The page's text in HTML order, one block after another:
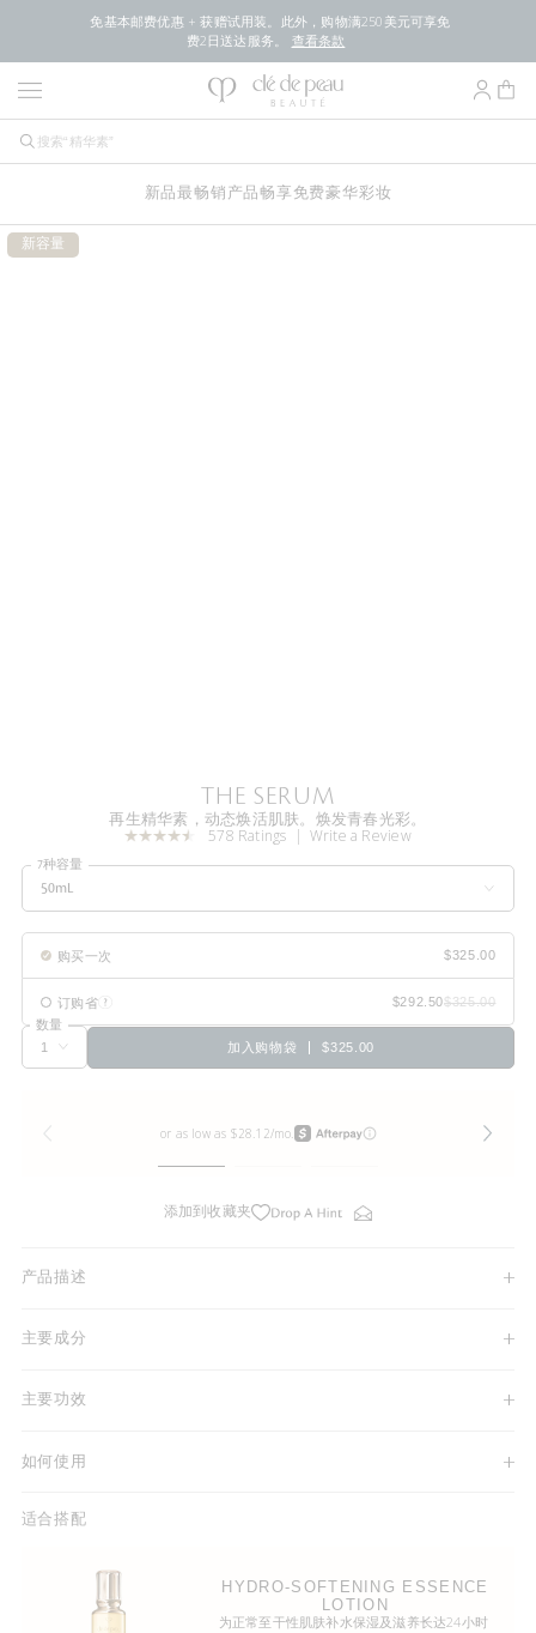
免基本邮费优惠 + 获赠试用装。此外，购物满250美元可享免
费2日送达服务。 查看条款
新品最畅销产品畅享免费豪华彩妆
新容量
THE SERUM
再生精华素，动态焕活肌肤。焕发青春光彩。
578 Ratings Write a Review
7种容量
50mL
购买一次
订购省
数量
加入购物袋
$325.00
添加到收藏夹
产品描述
主要成分
主要功效
如何使用
适合搭配
HYDRO-SOFTENING ESSENCE
LOTION
为正常至干性肌肤补水保湿及滋养长达24小时